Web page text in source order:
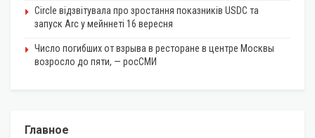
Circle відзвітувала про зростання показників USDC та
запуск Arc у мейннеті 16 вересня
Число погибших от взрыва в ресторане в центре Москвы
возросло до пяти, — росСМИ
Главное